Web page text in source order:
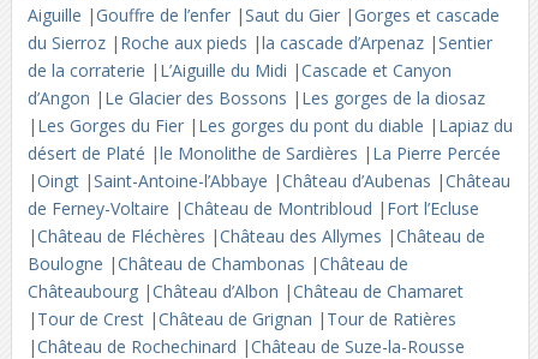
Aiguille |Gouffre de l’enfer |Saut du Gier |Gorges et cascade
du Sierroz | Roche aux pieds |la cascade d’Arpenaz |Sentier
de la corraterie | L’Aiguille du Midi |Cascade et Canyon
d’Angon | Le Glacier des Bossons | Les gorges de la diosaz
| Les Gorges du Fier | Les gorges du pont du diable | Lapiaz du
désert de Platé |le Monolithe de Sardières | La Pierre Percée
|Oingt |Saint-Antoine-l’Abbaye |Château d’Aubenas |Château
de Ferney-Voltaire |Château de Montribloud | Fort l’Ecluse
|Château de Fléchères |Château des Allymes |Château de
Boulogne |Château de Chambonas |Château de
Châteaubourg |Château d’Albon |Château de Chamaret
| Tour de Crest |Château de Grignan | Tour de Ratières
|Château de Rochechinard |Château de Suze-la-Rousse